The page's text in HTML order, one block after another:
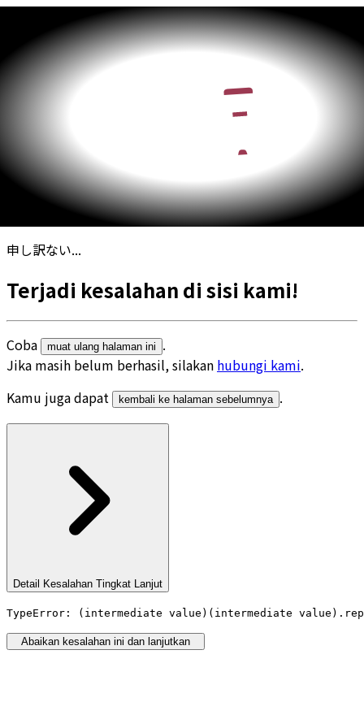
申し訳ない...
Terjadi kesalahan di sisi kami!
Coba muat ulang halaman ini
.
Jika masih belum berhasil, silakan hubungi kami.
Kamu juga dapat
kembali ke halaman sebelumnya .
Detail Kesalahan Tingkat Lanjut
TypeError: (intermediate value)(intermediate
Abaikan kesalahan ini dan lanjutkan